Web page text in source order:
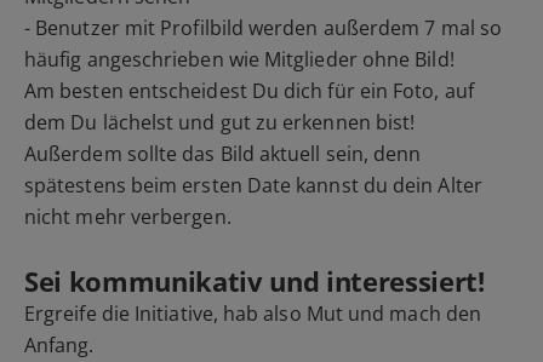
- Benutzer mit Profilbild werden außerdem 7 mal so
häufig angeschrieben wie Mitglieder ohne Bild!
Am besten entscheidest Du dich für ein Foto, auf
dem Du lächelst und gut zu erkennen bist!
Außerdem sollte das Bild aktuell sein, denn
spätestens beim ersten Date kannst du dein Alter
nicht mehr verbergen.
Sei kommunikativ und interessiert!
Ergreife die Initiative, hab also Mut und mach den
Anfang.